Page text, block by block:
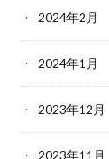
2024年2月
2024年1月
2023年12月
2023年11月